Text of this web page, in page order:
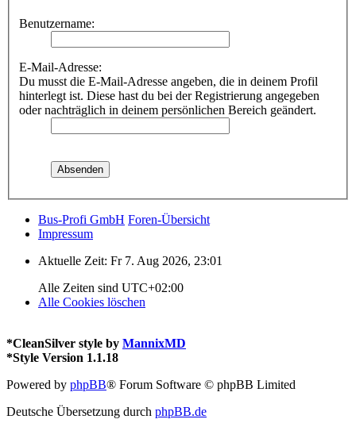
Benutzername:
E-Mail-Adresse:
Du musst die E-Mail-Adresse angeben, die in deinem Profil
hinterlegt ist. Diese hast du bei der Registrierung angegeben
oder nachträglich in deinem persönlichen Bereich geändert.
Bus-Profi GmbH Foren-Übersicht
Impressum
Aktuelle Zeit: Fr 7. Aug 2026, 23:01
Alle Zeiten sind UTC+02:00
Alle Cookies löschen
*CleanSilver style by MannixMD
*Style Version 1.1.18
Powered by phpBB® Forum Software © phpBB Limited
Deutsche Übersetzung durch phpBB.de